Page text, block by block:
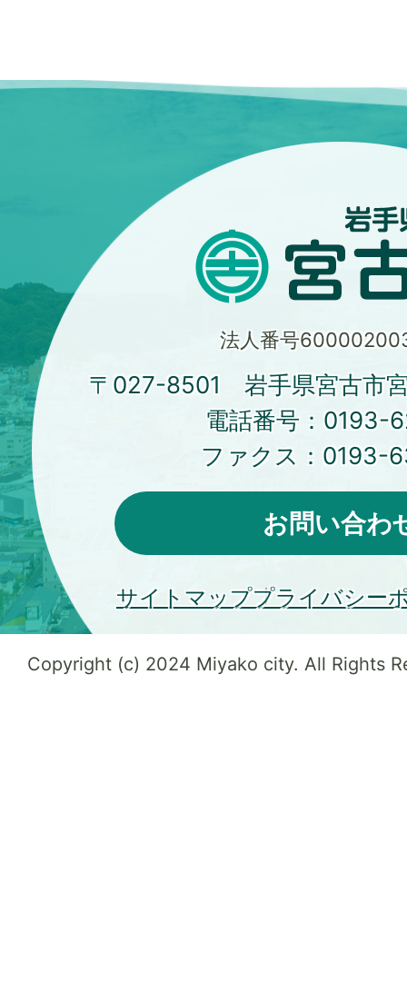
法人番号
〒027-8501 岩手県宮古市
電話番号： 0193-
ファクス： 0193-
お問い合わ
サイトマッププライバシー
Copyright (c) 2024 Miyako city. All Rights